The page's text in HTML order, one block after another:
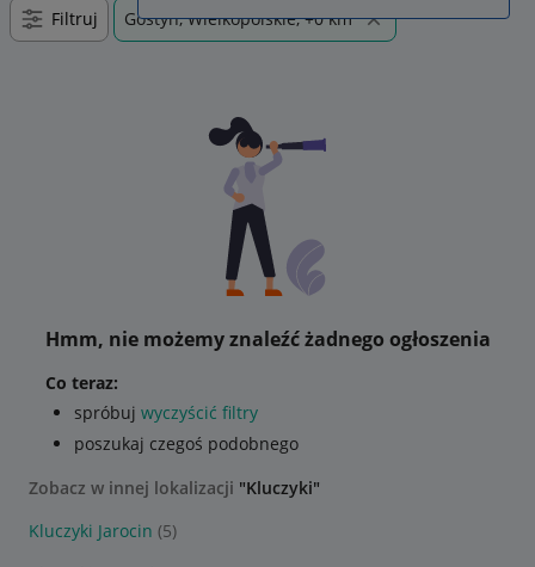
Filtruj Gostyń, Wielkopolskie, +0 km
Hmm, nie możemy znaleźć żadnego ogłoszenia
Co teraz:
spróbuj wyczyścić filtry
poszukaj czegoś podobnego
Zobacz w innej lokalizacji "Kluczyki"
Kluczyki Jarocin (5)